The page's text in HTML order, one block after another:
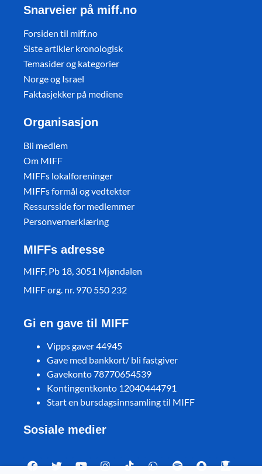
Snarveier på miff.no
Forsiden til miff.no
Siste artikler kronologisk
Temasider og kategorier
Norge og Israel
Faktasjekker på mediene
Organisasjon
Bli medlem
Om MIFF
MIFFs lokalforeninger
MIFFs formål og vedtekter
Ressursside for medlemmer
Personvernerklæring
MIFFs adresse
MIFF, Pb 18, 3051 Mjøndalen
MIFF org. nr. 970 550 232
Gi en gave til MIFF
Vipps gaver 44945
Gave med bankkort/ bli fastgiver
Gavekonto 78770654539
Kontingentkonto 12040444791
Start en bursdagsinnsamling til MIFF
Sosiale medier